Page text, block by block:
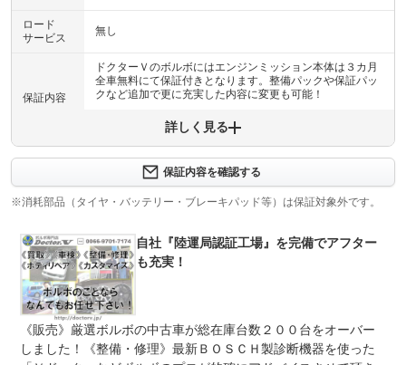
ロード
サービス
無し
保証内容
ドクターＶのボルボにはエンジンミッション本体は３カ月
全車無料にて保証付きとなります。整備パックや保証パッ
クなど追加で更に充実した内容に変更も可能！
保証内容について問い合わせる
保証項目
計170項目
ドクターＶのボルボにはエンジンミッション本体は３カ月
全車無料にて保証付きとなります。別プランにて最長１年
の延長と他規定項目の保証をお付けるするプランもござい
修理回数
上限金額 車両本体価格
免責金 無し
保証修理
-
詳しく見る
保証内容を確認する
※消耗部品（タイヤ・バッテリー・ブレーキパッド等）は保証対象外です。
自社『陸運局認証工場』を完備でアフター
も充実！
《販売》厳選ボルボの中古車が総在庫台数２００台をオーバー
しました！《整備・修理》最新ＢＯＳＣＨ製診断機器を使った